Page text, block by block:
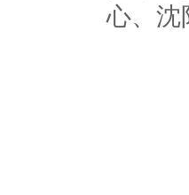
心、沈